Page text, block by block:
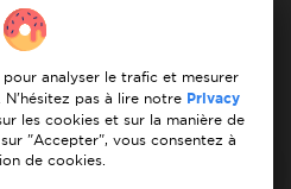
des images de stock
de paiement
analyser le trafic et mesurer
N'hésitez pas à lire notre Privacy
les cookies et sur la manière de
"Accepter", vous consentez à
de cookies.